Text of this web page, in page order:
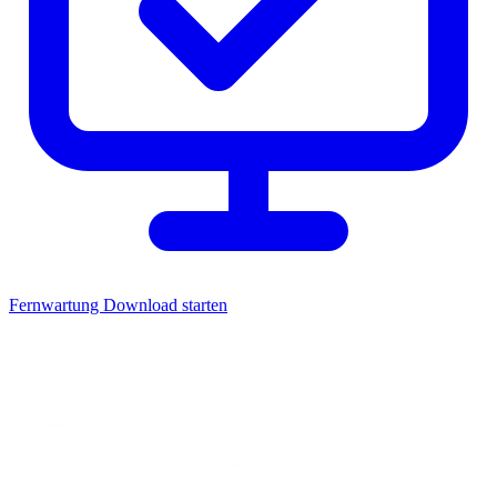
Fernwartung Download starten